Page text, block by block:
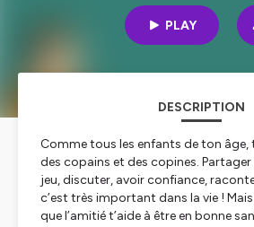
PLAY
DESCRIPTION
Comme tous les enfants de ton âge,
des copains et des copines.
jeu, discuter, avoir confiance,
c’est très important dans la vie !
que l’amitié t’aide à être en bonne